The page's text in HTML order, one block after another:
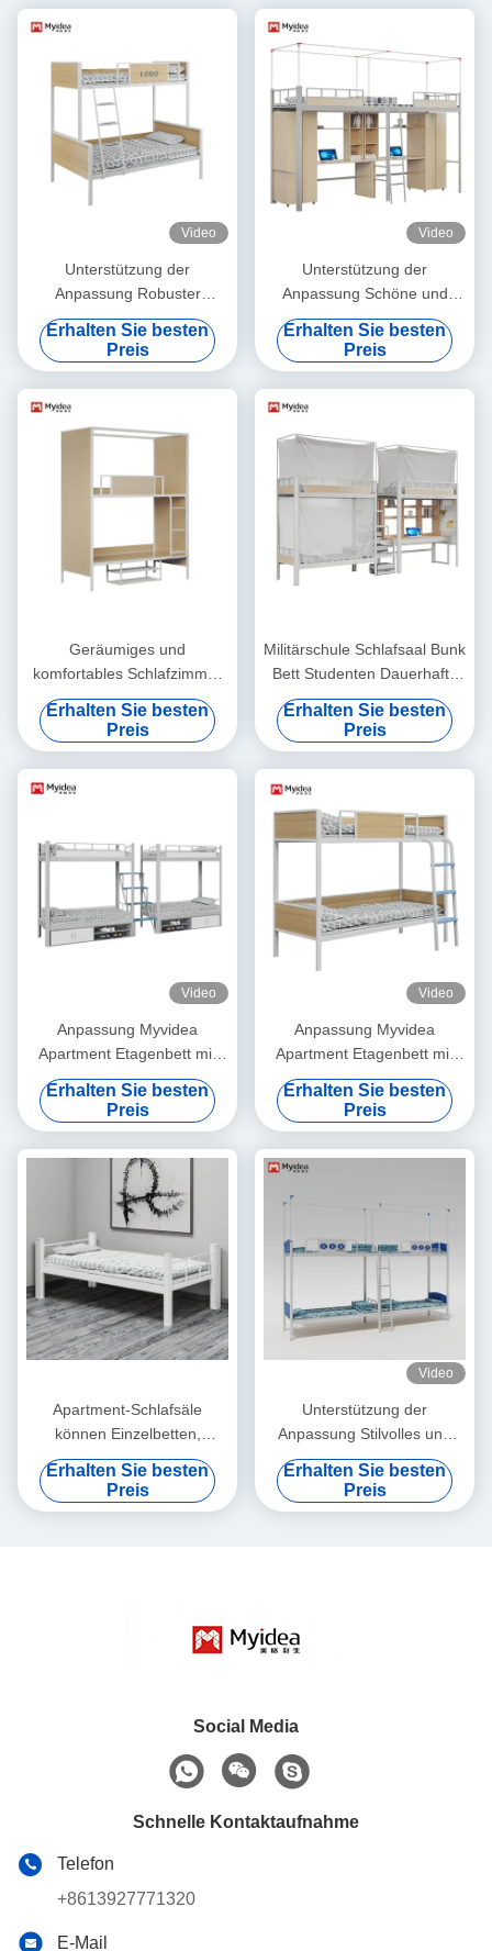
Video
Unterstützung der
Anpassung Robuster
Eisenrahmen Studenten
Schlafsaal Schlafbett für
Schlafzimmer und Wohnung
Hohe Haltbarkeit
Erhalten Sie besten
Preis
Video
Unterstützung der
Anpassung Schöne und
praktische Doppelbett mit
Vorhangrahmen
Erhalten Sie besten
Preis
Geräumiges und
komfortables Schlafzimmer
Bunkbett Für Büromöbel
Unterstützung Anpassung
Erhalten Sie besten
Preis
Militärschule Schlafsaal Bunk
Bett Studenten Dauerhafte
Metall Kinder Bunk Bett
Unterstützung Anpassung
Erhalten Sie besten
Preis
Video
Anpassung Myvidea
Apartment Etagenbett mit
verdickten Rohren,
Schulkindbett, Doppelbett-
Eisenrahmenbett
Erhalten Sie besten
Preis
Video
Anpassung Myvidea
Apartment Etagenbett mit
verdickten Rohren,
Schulkindbett, Doppelbett-
Eisenrahmenbett
Erhalten Sie besten
Preis
Apartment-Schlafsäle
können Einzelbetten,
moderne dicke kaltgewalzte
Stahlrahmenbetten,
langlebige Einlagen-
Erhalten Sie besten
Preis
Video
Unterstützung der
Anpassung Stilvolles und
funktionelles Schlafzimmer
Bunkbett für
Studentenunterkünfte
Erhalten Sie besten
Preis
Social Media
Schnelle Kontaktaufnahme
Telefon
+8613927771320
E-Mail